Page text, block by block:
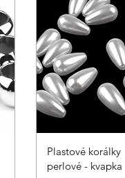
Rychlý náhled
Plastové korálky
perlové - kvapka